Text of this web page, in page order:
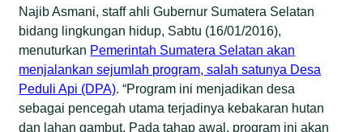
Najib Asmani, staff ahli Gubernur Sumatera Selatan
bidang lingkungan hidup, Sabtu (16/01/2016),
menuturkan Pemerintah Sumatera Selatan akan
menjalankan sejumlah program, salah satunya Desa
Peduli Api (DPA). “Program ini menjadikan desa
sebagai pencegah utama terjadinya kebakaran hutan
dan lahan gambut. Pada tahap awal, program ini akan